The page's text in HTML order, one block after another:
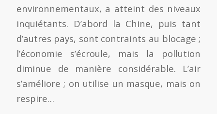
environnementaux, a atteint des niveaux
inquiétants. D’abord la Chine, puis tant
d’autres pays, sont contraints au blocage ;
l’économie s’écroule, mais la pollution
diminue de manière considérable. L’air
s’améliore ; on utilise un masque, mais on
respire…